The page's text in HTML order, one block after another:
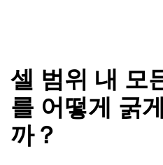
셀 범위 내 모
를 어떻게 굵
까？